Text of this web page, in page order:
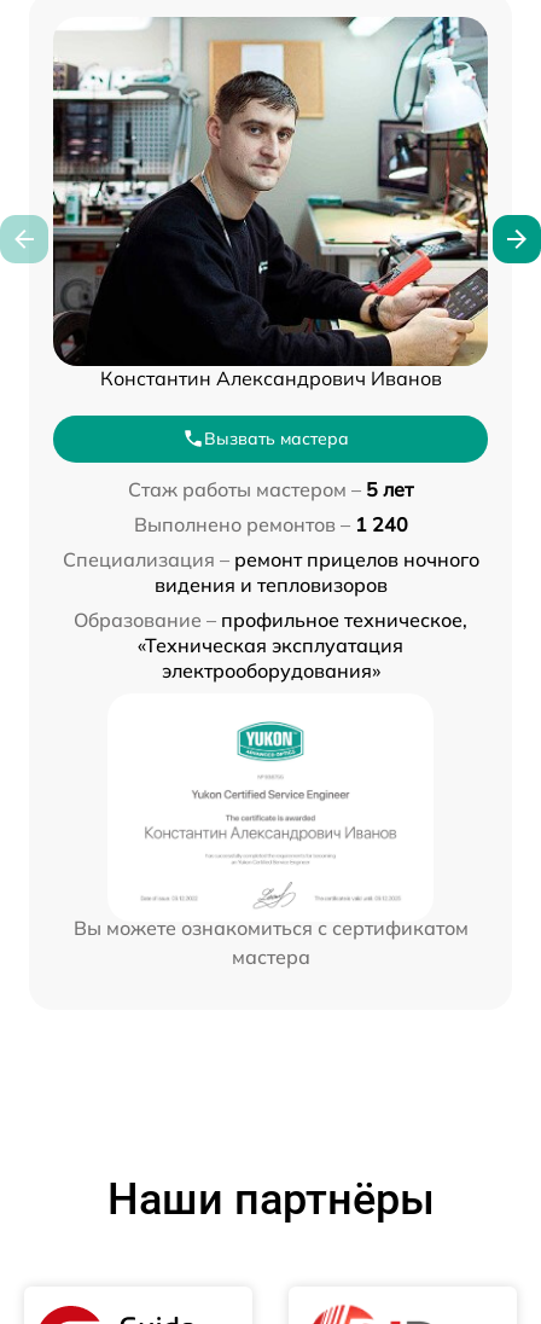
Константин Александрович Иванов
Вызвать мастера
Стаж работы мастером – 5 лет
Выполнено ремонтов – 1 240
Специализация – ремонт прицелов ночного
видения и тепловизоров
Образование – профильное техническое,
«Техническая эксплуатация
электрооборудования»
Вы можете ознакомиться с сертификатом
мастера
Наши партнёры